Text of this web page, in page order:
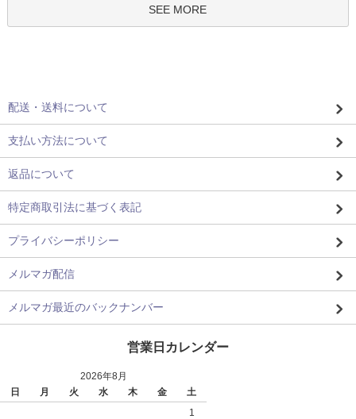
SEE MORE
配送・送料について
支払い方法について
返品について
特定商取引法に基づく表記
プライバシーポリシー
メルマガ配信
メルマガ最近のバックナンバー
営業日カレンダー
2026年8月
日
月 火 水 木 金
土
1